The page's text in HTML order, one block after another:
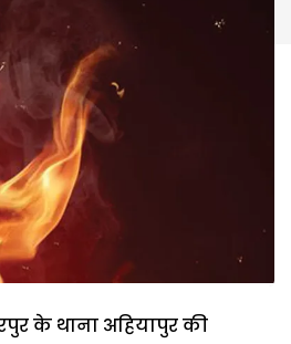
के थाना अहियापुर की